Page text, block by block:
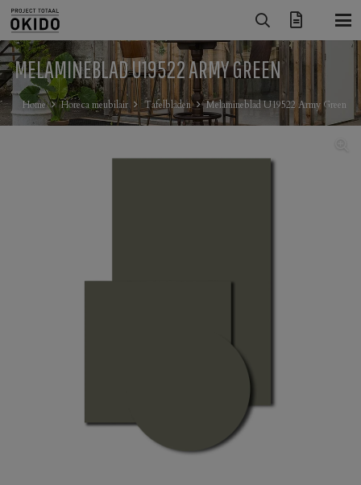
MELAMINEBLAD U19522 ARMY GREEN
Home Horeca meubilair Tafelbladen Melamineblad U19522 Army Green